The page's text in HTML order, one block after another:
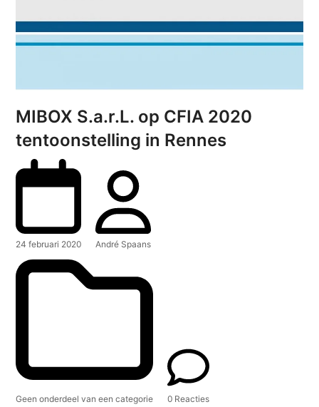
MIBOX S.a.r.L. op CFIA 2020
tentoonstelling in Rennes
24 februari 2020 André Spaans
Geen onderdeel van een categorie 0 Reacties